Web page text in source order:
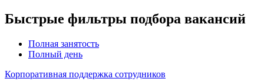
Быстрые фильтры подбора вакансий
Полная занятость
Полный день
Корпоративная поддержка сотрудников